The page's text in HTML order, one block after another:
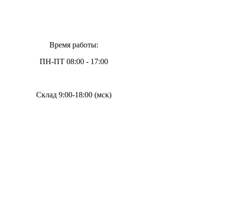
Время работы:
ПН-ПТ 08:00 - 17:00
Склад 9:00-18:00 (мск)